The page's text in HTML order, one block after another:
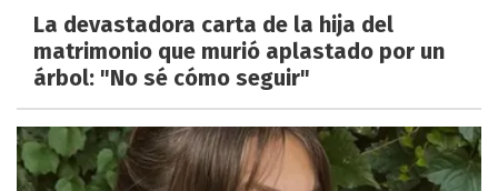
La devastadora carta de la hija del
matrimonio que murió aplastado por un
árbol: "No sé cómo seguir"